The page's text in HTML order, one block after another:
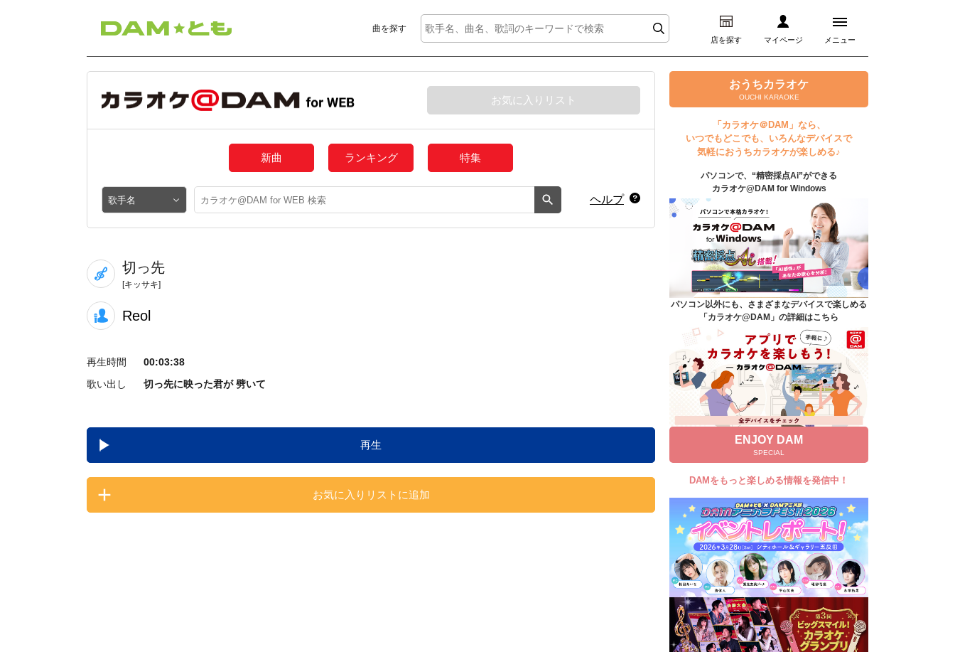
曲を探す
店を探す マイページ メニュー
ログイン
マイページ
プレミアムサービス
DAM★とも動画
DAM★とも録音
カラオケ＠DAM
ユーザー検索
キャンペーン
よくあるご質問
DAMの新曲・ランキングなど
カラオケ最新情報をチェック！
自宅でカラオケ歌い放題！
家族や友達と一緒に！練習にも！
お気に入りリスト
新曲 ランキング 特集
ヘルプ
切っ先
[キッサキ]
Reol
再生時間
00:03:38
歌い出し
切っ先に映った君が 劈いて
再生
お気に入りリストに追加
おうちカラオケ
OUCHI KARAOKE
「カラオケ＠DAM」なら、
いつでもどこでも、いろんなデバイスで
気軽におうちカラオケが楽しめる♪
パソコンで、“精密採点Ai”ができる
カラオケ@DAM for Windows
パソコン以外にも、さまざまなデバイスで楽しめる
「カラオケ@DAM」の詳細はこちら
ENJOY DAM
SPECIAL
DAMをもっと楽しめる情報を発信中！